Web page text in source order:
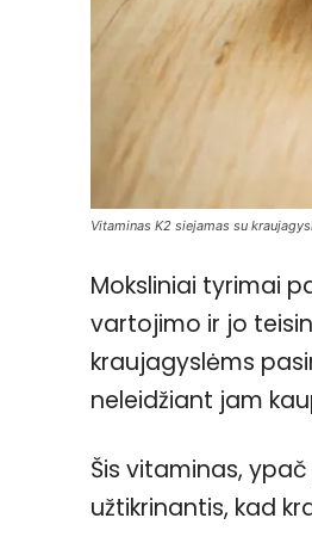
Vitaminas K2 siejamas su
Moksliniai tyrimai
vartojimo ir jo
kraujagyslėms
neleidžiant jam
Šis vitaminas,
užtikrinantis, kad